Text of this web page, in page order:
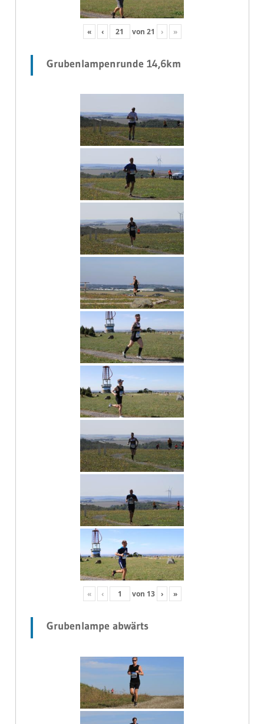
« ‹ von 21 › »
Grubenlampenrunde 14,6km
« ‹ von 13 › »
Grubenlampe abwärts